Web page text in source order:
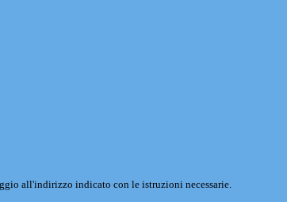
all'indirizzo indicato con le istruzioni necessarie.